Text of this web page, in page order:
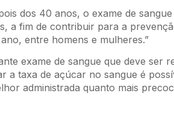
dos 40 anos, o exame de
a fim de contribuir para a
entre homens e mulheres.”
exame de sangue que deve ser
a taxa de açúcar no sangue é
administrada quanto mais